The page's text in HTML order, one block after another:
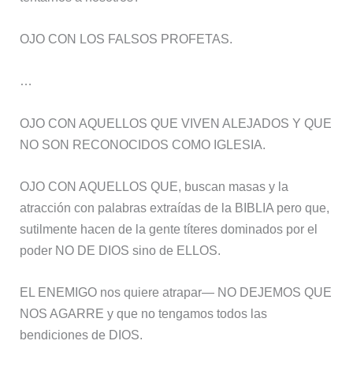
OJO CON LOS FALSOS PROFETAS.
…
OJO CON AQUELLOS QUE VIVEN ALEJADOS Y QUE
NO SON RECONOCIDOS COMO IGLESIA.
OJO CON AQUELLOS QUE, buscan masas y la
atracción con palabras extraídas de la BIBLIA pero que,
sutilmente hacen de la gente títeres dominados por el
poder NO DE DIOS sino de ELLOS.
EL ENEMIGO nos quiere atrapar— NO DEJEMOS QUE
NOS AGARRE y que no tengamos todos las
bendiciones de DIOS.